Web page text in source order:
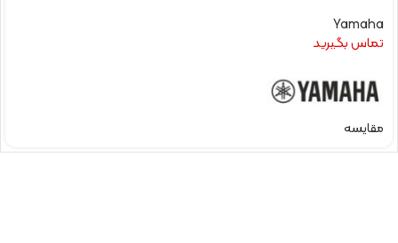
Yamaha
تماس بگیرید
مقایسه